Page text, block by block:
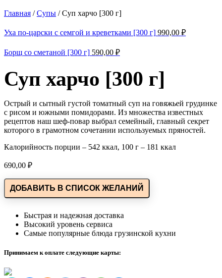
Главная /Супы /Суп харчо [300 г]
Уха по-царски с семгой и креветками [300 г] 990,00 ₽
Борщ со сметаной [300 г] 590,00 ₽
Суп харчо [300 г]
Острый и сытный густой томатный суп на говяжьей грудинке
с рисом и южными помидорами. Из множества известных
рецептов наш шеф-повар выбрал семейный, главный секрет
которого в грамотном сочетании используемых пряностей.
Калорийность порции – 542 ккал, 100 г – 181 ккал
690,00 ₽
ДОБАВИТЬ В СПИСОК ЖЕЛАНИЙ
Быстрая и надежная доставка
Высокий уровень сервиса
Самые популярные блюда грузинской кухни
Принимаем к оплате следующие карты: